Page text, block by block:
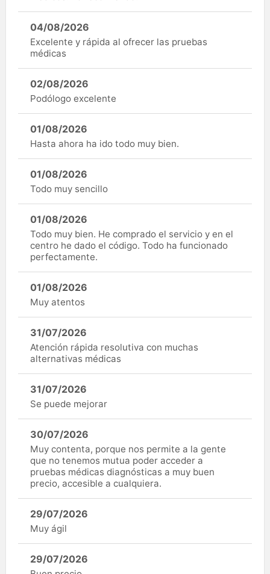
04/08/2026
Excelente y rápida al ofrecer las pruebas
médicas
02/08/2026
Podólogo excelente
01/08/2026
Hasta ahora ha ido todo muy bien.
01/08/2026
Todo muy sencillo
01/08/2026
Todo muy bien. He comprado el servicio y en el
centro he dado el código. Todo ha funcionado
perfectamente.
01/08/2026
Muy atentos
31/07/2026
Atención rápida resolutiva con muchas
alternativas médicas
31/07/2026
Se puede mejorar
30/07/2026
Muy contenta, porque nos permite a la gente
que no tenemos mutua poder acceder a
pruebas médicas diagnósticas a muy buen
precio, accesible a cualquiera.
29/07/2026
Muy ágil
29/07/2026